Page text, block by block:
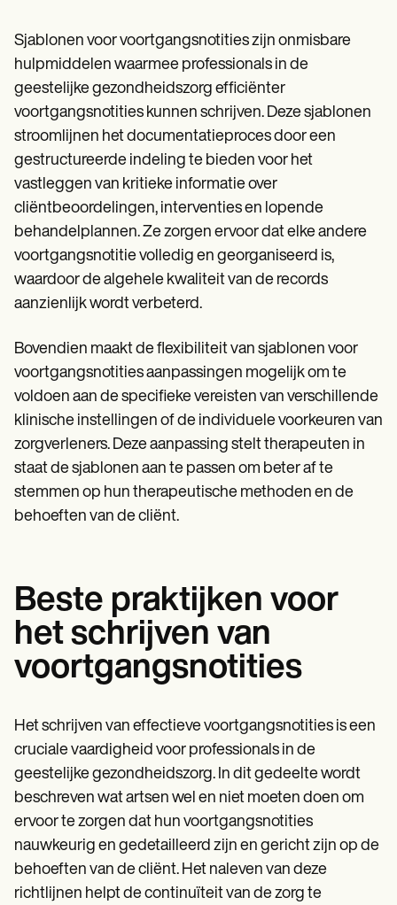
Sjablonen voor voortgangsnotities zijn onmisbare
hulpmiddelen waarmee professionals in de
geestelijke gezondheidszorg efficiënter
voortgangsnotities kunnen schrijven. Deze sjablonen
stroomlijnen het documentatieproces door een
gestructureerde indeling te bieden voor het
vastleggen van kritieke informatie over
cliëntbeoordelingen, interventies en lopende
behandelplannen. Ze zorgen ervoor dat elke andere
voortgangsnotitie volledig en georganiseerd is,
waardoor de algehele kwaliteit van de records
aanzienlijk wordt verbeterd.
Bovendien maakt de flexibiliteit van sjablonen voor
voortgangsnotities aanpassingen mogelijk om te
voldoen aan de specifieke vereisten van verschillende
klinische instellingen of de individuele voorkeuren van
zorgverleners. Deze aanpassing stelt therapeuten in
staat de sjablonen aan te passen om beter af te
stemmen op hun therapeutische methoden en de
behoeften van de cliënt.
Beste praktijken voor
het schrijven van
voortgangsnotities
Het schrijven van effectieve voortgangsnotities is een
cruciale vaardigheid voor professionals in de
geestelijke gezondheidszorg. In dit gedeelte wordt
beschreven wat artsen wel en niet moeten doen om
ervoor te zorgen dat hun voortgangsnotities
nauwkeurig en gedetailleerd zijn en gericht zijn op de
behoeften van de cliënt. Het naleven van deze
richtlijnen helpt de continuïteit van de zorg te